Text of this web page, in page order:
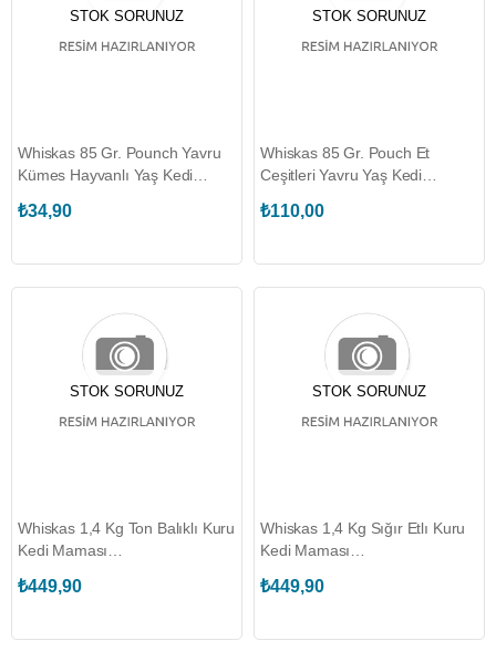
STOK SORUNUZ
Whiskas 85 Gr. Pounch Yavru
Kümes Hayvanlı Yaş Kedi
₺34,90
STOK SORUNUZ
Whiskas 85 Gr. Pouch Et
Ceşitleri Yavru Yaş Kedi
(WHISKAS.448662)
₺110,00
STOK SORUNUZ
Whiskas 1,4 Kg Ton Balıklı Kuru
Kedi Maması
₺449,90
STOK SORUNUZ
Whiskas 1,4 Kg Sığır Etlı Kuru
Kedi Maması
₺449,90